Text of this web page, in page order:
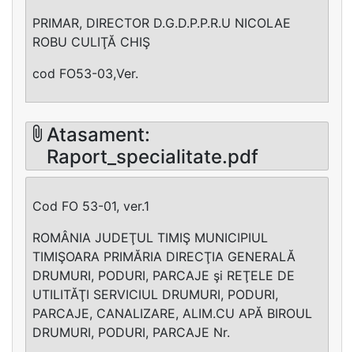
PRIMAR, DIRECTOR D.G.D.P.P.R.U NICOLAE
ROBU CULIŢĂ CHIŞ
cod FO53-03,Ver.
Atasament:
Raport_specialitate.pdf
Cod FO 53-01, ver.1
ROMÂNIA JUDEŢUL TIMIŞ MUNICIPIUL
TIMIŞOARA PRIMĂRIA DIRECŢIA GENERALĂ
DRUMURI, PODURI, PARCAJE şi REŢELE DE
UTILITĂŢI SERVICIUL DRUMURI, PODURI,
PARCAJE, CANALIZARE, ALIM.CU APĂ BIROUL
DRUMURI, PODURI, PARCAJE Nr.